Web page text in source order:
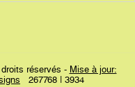
réservés - Mise à jour:
267768 | 3934